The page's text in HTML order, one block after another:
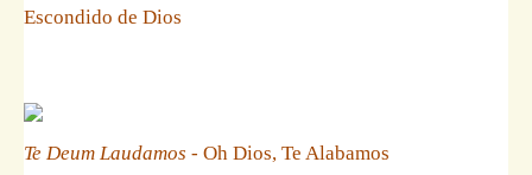
Escondido de Dios
Te Deum Laudamos - Oh Dios, Te Alabamos